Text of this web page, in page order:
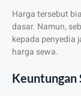
Harga tersebut
dasar. Namun,
kepada penyedia
harga sewa.
Keuntungan